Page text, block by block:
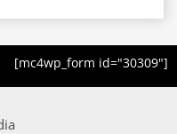
[mc4wp_form id="30309"]